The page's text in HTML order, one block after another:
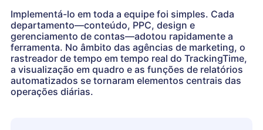
Implementá-lo em toda a equipe foi simples. Cada
departamento—conteúdo, PPC, design e
gerenciamento de contas—adotou rapidamente a
ferramenta. No âmbito das agências de marketing, o
rastreador de tempo em tempo real do TrackingTime,
a visualização em quadro e as funções de relatórios
automatizados se tornaram elementos centrais das
operações diárias.